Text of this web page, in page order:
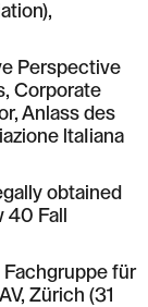
Perspective
Corporate
Anlass des
ltaIiana
obtained
Fall
für
Zürich (31